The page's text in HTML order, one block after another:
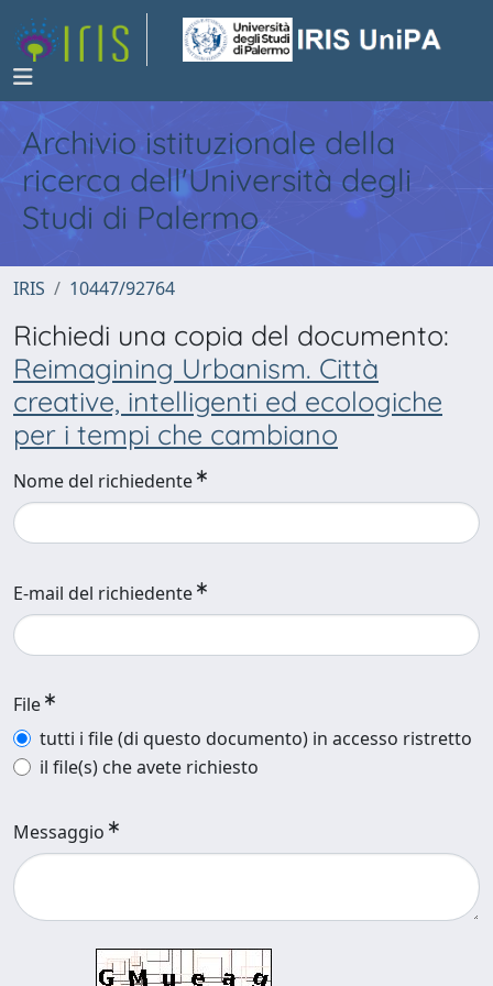
Archivio istituzionale della
ricerca dell'Università degli
Studi di Palermo
IRIS 10447/92764
Richiedi una copia del documento:
Reimagining Urbanism. Città
creative, intelligenti ed ecologiche
per i tempi che cambiano
Nome del richiedente
E-mail del richiedente
File
tutti i file (di questo documento) in accesso ristretto
il file(s) che avete richiesto
Messaggio